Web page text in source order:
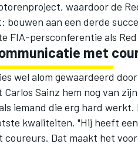
waardoor de
aan een derde
FIA-persconferentie als
met
wel alom gewaardeerd
Carlos Sainz hem nog van
iemand die erg hard
kwaliteiten. "Hij heeft
coureurs. Dat maakt het